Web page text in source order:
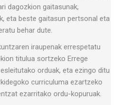
dagozkion gaitasunak,
eta beste gaitasun pertsonal eta
behar dute.
iraupenak errespetatu
titulua sortzeko Errege
orduak, eta ezingo ditu
curriculuma ezartzeko
ezarritako ordu-kopuruak.